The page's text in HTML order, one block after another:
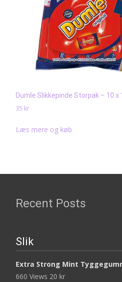
Dumle Slikkepinde Storpak – 10 x
35 kr
Læs mere og køb
Recent Posts
Slik
Extra Strong Mint
660 Views 20 kr